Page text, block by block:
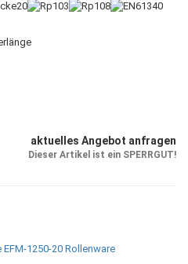
aktuelles Angebot anfragen
Dieser Artikel ist ein SPERRGUT!